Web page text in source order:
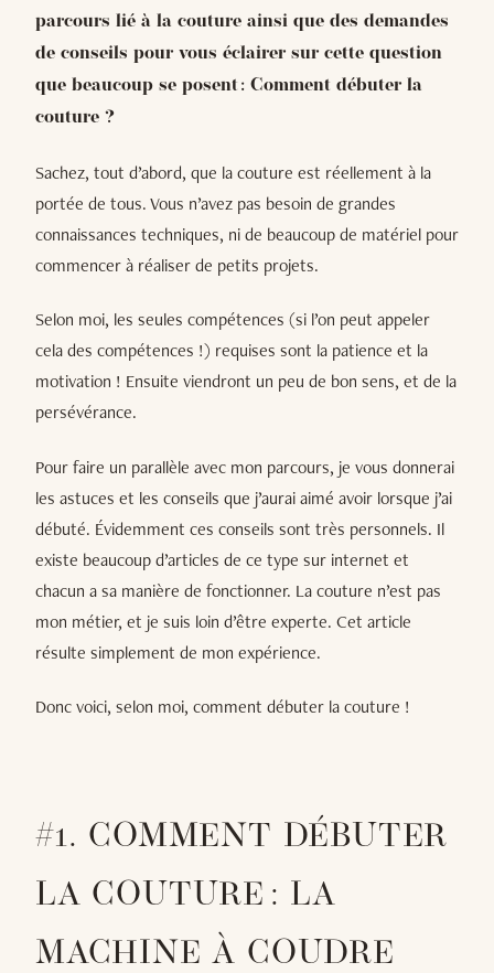
parcours lié à la couture ainsi que des demandes
de conseils pour vous éclairer sur cette question
que beaucoup se posent : Comment débuter la
couture ?
Sachez, tout d’abord, que la couture est réellement à la
portée de tous. Vous n’avez pas besoin de grandes
connaissances techniques, ni de beaucoup de matériel pour
commencer à réaliser de petits projets.
Selon moi, les seules compétences (si l’on peut appeler
cela des compétences !) requises sont la patience et la
motivation ! Ensuite viendront un peu de bon sens, et de la
persévérance.
Pour faire un parallèle avec mon parcours, je vous donnerai
les astuces et les conseils que j’aurai aimé avoir lorsque j’ai
débuté. Évidemment ces conseils sont très personnels. Il
existe beaucoup d’articles de ce type sur internet et
chacun a sa manière de fonctionner. La couture n’est pas
mon métier, et je suis loin d’être experte. Cet article
résulte simplement de mon expérience.
Donc voici, selon moi, comment débuter la couture !
#1. COMMENT DÉBUTER
LA COUTURE : LA
MACHINE À COUDRE